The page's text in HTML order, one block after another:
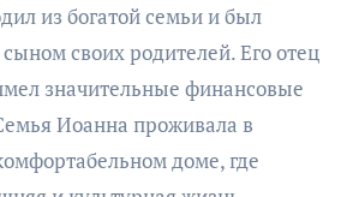
из богатой семьи и был
своих родителей. Его отец
значительные финансовые
Иоанна проживала в
доме, где